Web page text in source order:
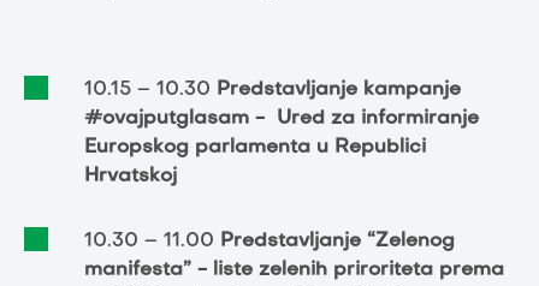
10.15 – 10.30 Predstavljanje kampanje
#ovajputglasam - Ured za informiranje
Europskog parlamenta u Republici
Hrvatskoj
10.30 – 11.00 Predstavljanje “Zelenog
manifesta” - liste zelenih priroriteta prema